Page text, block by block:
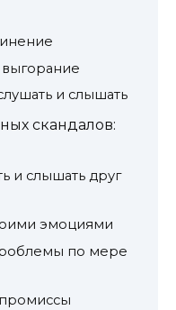
и слышать
скандалов:
и слышать друг
эмоциями
по мере